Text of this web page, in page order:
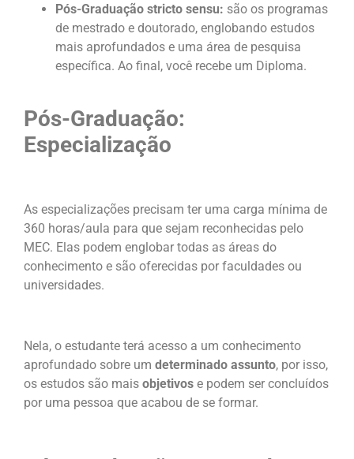
Pós-Graduação stricto sensu: são os programas
de mestrado e doutorado, englobando estudos
mais aprofundados e uma área de pesquisa
específica. Ao final, você recebe um Diploma.
Pós-Graduação:
Especialização
As especializações precisam ter uma carga mínima de
360 horas/aula para que sejam reconhecidas pelo
MEC. Elas podem englobar todas as áreas do
conhecimento e são oferecidas por faculdades ou
universidades.
Nela, o estudante terá acesso a um conhecimento
aprofundado sobre um determinado assunto, por isso,
os estudos são mais objetivos e podem ser concluídos
por uma pessoa que acabou de se formar.